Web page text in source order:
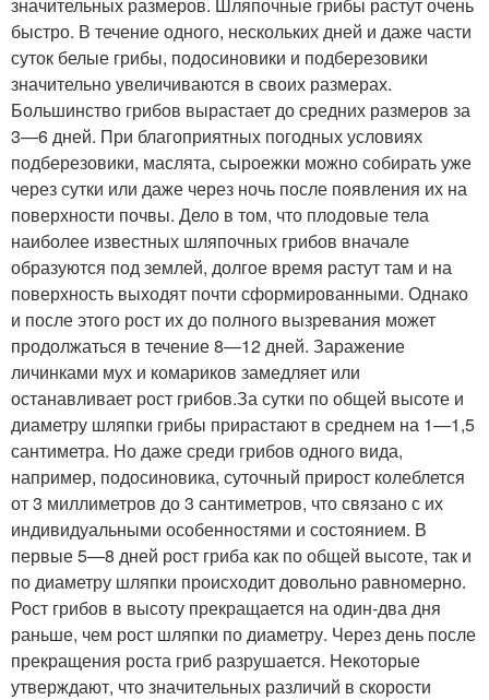
быстро. В течение одного, нескольких дней и даже части
суток белые грибы, подосиновики и подберезовики
значительно увеличиваются в своих размерах.
Большинство грибов вырастает до средних размеров за
3—6 дней. При благоприятных погодных условиях
подберезовики, маслята, сыроежки можно собирать уже
через сутки или даже через ночь после появления их на
поверхности почвы. Дело в том, что плодовые тела
наиболее известных шляпочных грибов вначале
образуются под землей, долгое время растут там и на
поверхность выходят почти сформированными. Однако
и после этого рост их до полного вызревания может
продолжаться в течение 8—12 дней. Заражение
личинками мух и комариков замедляет или
останавливает рост грибов.За сутки по общей высоте и
диаметру шляпки грибы прирастают в среднем на 1—1,5
сантиметра. Но даже среди грибов одного вида,
например, подосиновика, суточный прирост колеблется
от 3 миллиметров до 3 сантиметров, что связано с их
индивидуальными особенностями и состоянием. В
первые 5—8 дней рост гриба как по общей высоте, так и
по диаметру шляпки происходит довольно равномерно.
Рост грибов в высоту прекращается на один-два дня
раньше, чем рост шляпки по диаметру. Через день после
прекращения роста гриб разрушается. Некоторые
утверждают, что значительных различий в скорости